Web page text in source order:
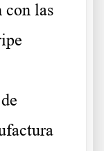
con las